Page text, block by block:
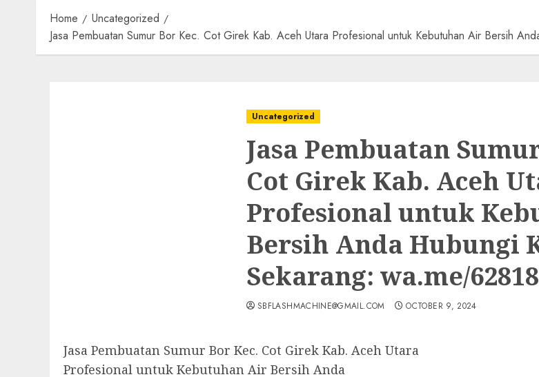
Home
Uncategorized
Jasa Pembuatan Sumur Bor Kec. Cot Girek Kab. Aceh Utara Profesional untuk Kebutuhan Air Bersih
Uncategorized
Jasa Pembuatan
Cot Girek Kab. Aceh
Profesional untuk
Bersih Anda Hubungi
Sekarang: wa.me/
SBFLASHMACHINE@GMAIL.COM OCTOBER 9, 2024
Jasa Pembuatan Sumur Bor Kec. Cot Girek Kab. Aceh Utara
Profesional untuk Kebutuhan Air Bersih Anda